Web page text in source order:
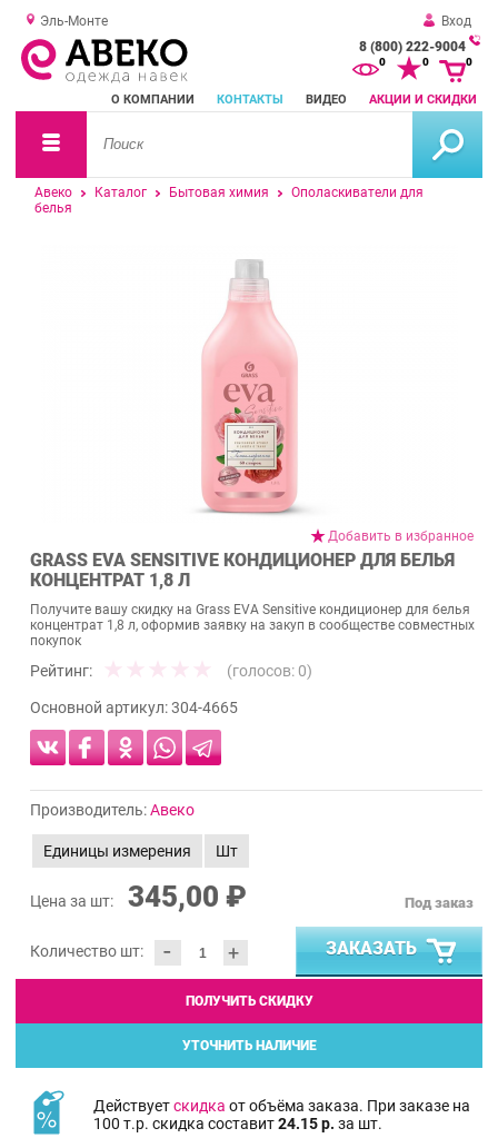
Эль-Монте
Вход
8 (800) 222-9004
О КОМПАНИИ КОНТАКТЫ ВИДЕО АКЦИИ И СКИДКИ
0 0 0
Авеко Каталог Бытовая химия
Ополаскиватели для
белья
Добавить в избранное
GRASS EVA SENSITIVE КОНДИЦИОНЕР ДЛЯ БЕЛЬЯ
КОНЦЕНТРАТ 1,8 Л
Получите вашу скидку на Grass EVA Sensitive кондиционер для белья
концентрат 1,8 л, оформив заявку на закуп в сообществе совместных
покупок
Рейтинг: (голосов: 0)
Основной артикул:304-4665
Производитель:Авеко
Единицы измерения Шт
Цена за шт: 345,00 ₽
Количество шт: - +
Под заказ
ЗАКАЗАТЬ
ПОЛУЧИТЬ СКИДКУ
УТОЧНИТЬ НАЛИЧИЕ
Действуетскидка от объёма заказа. При заказе на
100 т.р. скидка составит24.15 р. за шт.